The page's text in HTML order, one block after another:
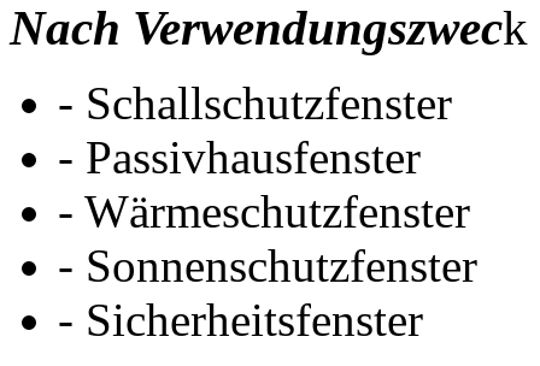
Nach Verwendungszweck
- Schallschutzfenster
- Passivhausfenster
- Wärmeschutzfenster
- Sonnenschutzfenster
- Sicherheitsfenster